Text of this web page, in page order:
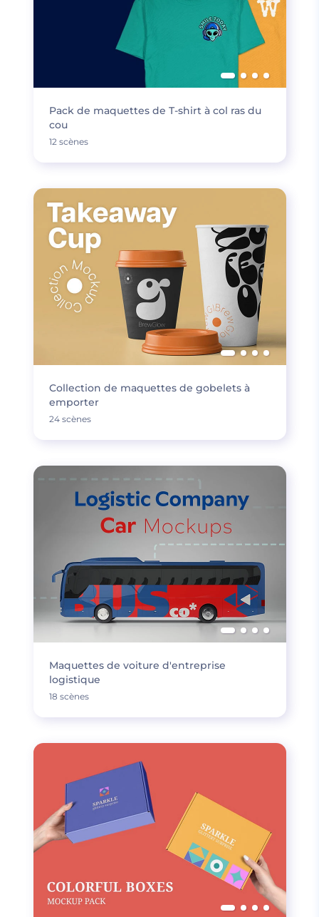
Pack de maquettes de T-shirt à col ras du
cou
12 scènes
Collection de maquettes de gobelets à
emporter
24 scènes
Maquettes de voiture d'entreprise
logistique
18 scènes